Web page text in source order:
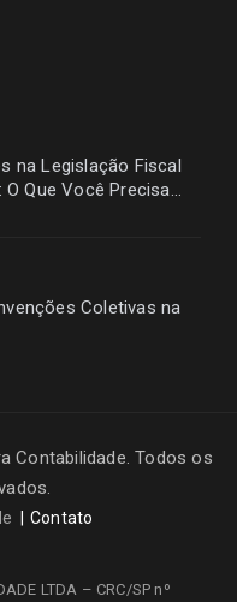
na Legislação Fiscal
O Que Você Precisa
Coletivas na
Contabilidade. Todos os
Contato
LTDA – CRC/SP nº